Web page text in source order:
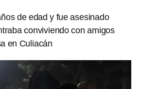
de edad y fue asesinado
conviviendo con amigos
en Culiacán